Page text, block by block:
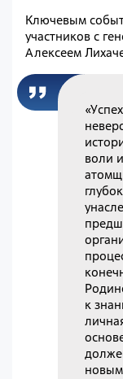
Ключевым
участников с
Алексеем
воли
к